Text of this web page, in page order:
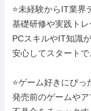
⭐未経験からIT業界
基礎研修や実践トレ
PCスキルやIT知識
安心してスタート
⭐ゲーム好きにぴっ
発売前のゲームや